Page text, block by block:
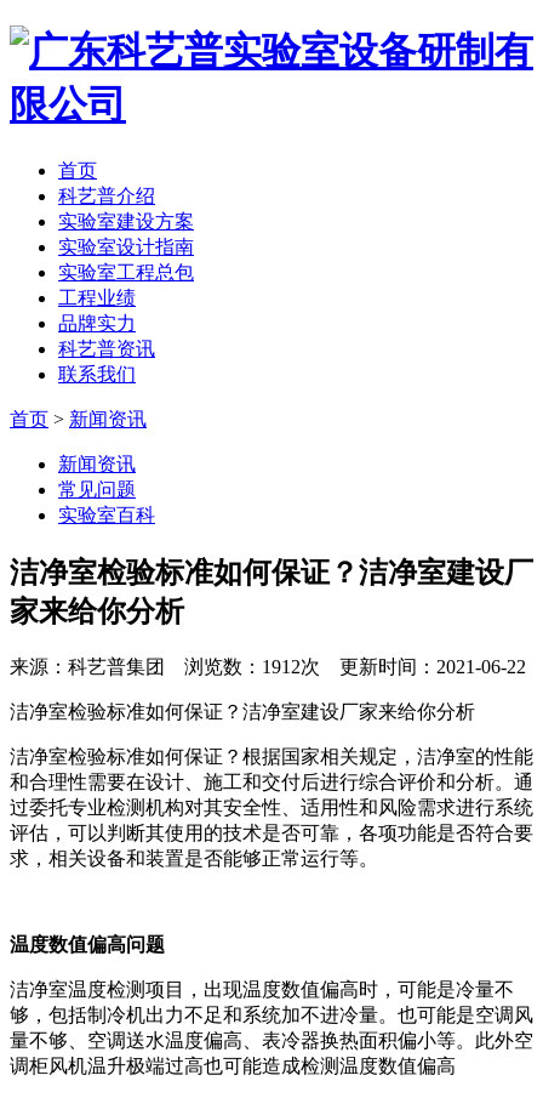
首页
科艺普介绍
实验室建设方案
实验室设计指南
实验室工程总包
工程业绩
品牌实力
科艺普资讯
联系我们
首页 > 新闻资讯
新闻资讯
常见问题
实验室百科
洁净室检验标准如何保证？洁净室建设厂
家来给你分析
来源：科艺普集团 浏览数：1912次 更新时间：2021-06-22
洁净室检验标准如何保证？洁净室建设厂家来给你分析
洁净室检验标准如何保证？根据国家相关规定，洁净室的性能
和合理性需要在设计、施工和交付后进行综合评价和分析。通
过委托专业检测机构对其安全性、适用性和风险需求进行系统
评估，可以判断其使用的技术是否可靠，各项功能是否符合要
求，相关设备和装置是否能够正常运行等。
温度数值偏高问题
洁净室温度检测项目，出现温度数值偏高时，可能是冷量不
够，包括制冷机出力不足和系统加不进冷量。也可能是空调风
量不够、空调送水温度偏高、表冷器换热面积偏小等。此外空
调柜风机温升极端过高也可能造成检测温度数值偏高